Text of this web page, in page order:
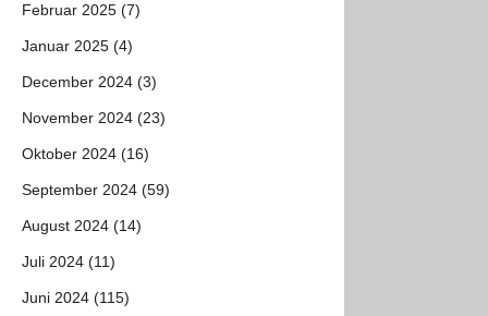
Februar 2025 (7)
Januar 2025 (4)
December 2024 (3)
November 2024 (23)
Oktober 2024 (16)
September 2024 (59)
August 2024 (14)
Juli 2024 (11)
Juni 2024 (115)